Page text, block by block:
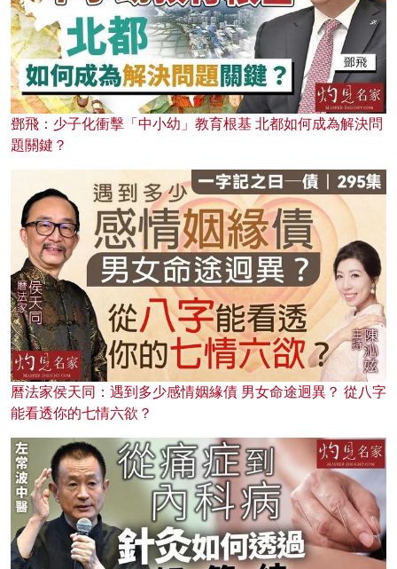
鄧飛：少子化衝擊「中小幼」教育根基 北都如何成為解決問
題關鍵？
曆法家侯天同：遇到多少感情姻緣債 男女命途迥異？ 從八字
能看透你的七情六欲？